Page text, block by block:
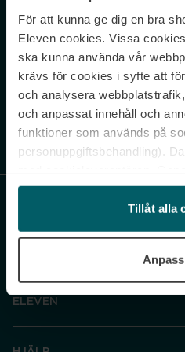
För att kunna ge dig en bra
Eleven cookies. Vissa
ska kunna använda vår
krävs för cookies i syfte att
och analysera
och anpassat innehåll och
funktioner som används på
personuppgiftsbehandling).
och gå vidare” accepterar du
under ”Inställningar” kan
cookies. Du kan återkalla ditt
Tillåt alla
Never miss a
Sign up to our
Genom att prenumerera accepterar du
ELEVEN